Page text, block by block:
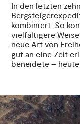
In den letzten
kombiniert. So
vielfältigere
neue Art von
gut an eine Zeit
beneidete –